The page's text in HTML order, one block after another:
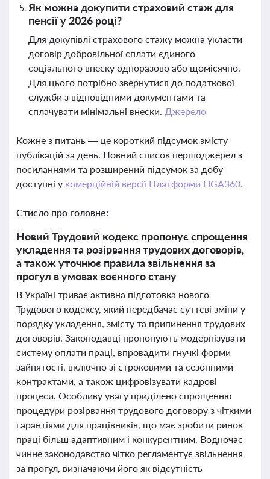
Як можна докупити страховий стаж для
пенсії у 2026 році?
Для докупівлі страхового стажу можна укласти
договір добровільної сплати єдиного
соціального внеску одноразово або щомісячно.
Для цього потрібно звернутися до податкової
служби з відповідними документами та
сплачувати мінімальні внески. Джерело
Кожне з питань — це короткий підсумок змісту
публікацій за день. Повний список першоджерел з
посиланнями та розширений підсумок за добу
доступні у комерційній версії Платформи LIGA360.
Стисло про головне:
Новий Трудовий кодекс пропонує спрощення
укладення та розірвання трудових договорів,
а також уточнює правила звільнення за
прогул в умовах воєнного стану
В Україні триває активна підготовка нового
Трудового кодексу, який передбачає суттєві зміни у
порядку укладення, змісту та припинення трудових
договорів. Законодавці пропонують модернізувати
систему оплати праці, впровадити гнучкі форми
зайнятості, включно зі строковими та сезонними
контрактами, а також цифровізувати кадрові
процеси. Особливу увагу приділено спрощенню
процедури розірвання трудового договору з чіткими
гарантіями для працівників, що має зробити ринок
праці більш адаптивним і конкурентним. Водночас
чинне законодавство чітко регламентує звільнення
за прогул, визначаючи його як відсутність